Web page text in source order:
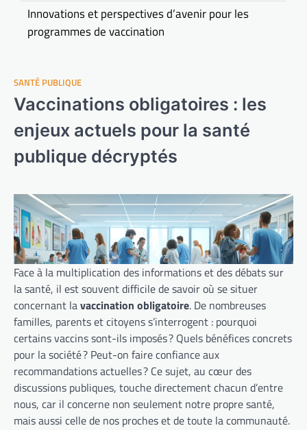
SANTÉ PUBLIQUE
Vaccinations obligatoires : les
enjeux actuels pour la santé
publique décryptés
Face à la multiplication des informations et des débats sur
la santé, il est souvent difficile de savoir où se situer
concernant lavaccination obligatoire. De nombreuses
familles, parents et citoyens s’interrogent : pourquoi
certains vaccins sont-ils imposés ? Quels bénéfices concrets
pour la société ? Peut-on faire confiance aux
recommandations actuelles ? Ce sujet, au cœur des
discussions publiques, touche directement chacun d’entre
nous, car il concerne non seulement notre propre santé,
mais aussi celle de nos proches et de toute la communauté.
Innovations et perspectives d’avenir pour les
programmes de vaccination